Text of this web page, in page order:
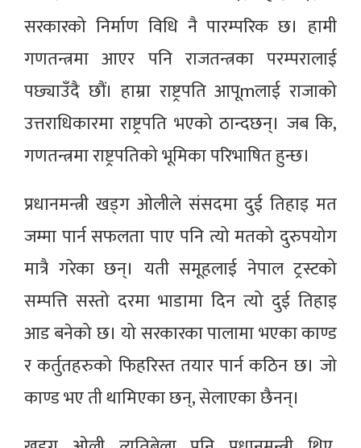
सरकारको निर्माण विधि नै पारम्परिक छ। हामी
गणतन्त्रमा आएर पनि राजतन्त्रका परम्परालाई
पछ्याउँदै छौं। हाम्रा राष्ट्रपति आपूmलाई राजाको
उत्तराधिकारमा राष्ट्रपति भएको ठान्दछन्। जब कि,
गणतन्त्रमा राष्ट्रपतिको भूमिका परिभाषित हुन्छ।
प्रधानमन्त्री खड्ग ओलीले संसदमा दुई तिहाइ मत
जम्मा पार्न सफलता पाए पनि त्यो मतको दुरुपयोग
मात्रै गरेका छन्। यती समूहलाई नेपाल ट्रस्टको
सम्पत्ति सस्तो दरमा भाडामा दिन त्यो दुई तिहाइ
आड बनेको छ। यो सरकारका पालामा भएका काण्ड
र कर्तुतहरुको फिहरिस्त तयार पार्न कठिन छ। जो
काण्ड भए ती थामिएका छन्, सेलाएका छैनन्।